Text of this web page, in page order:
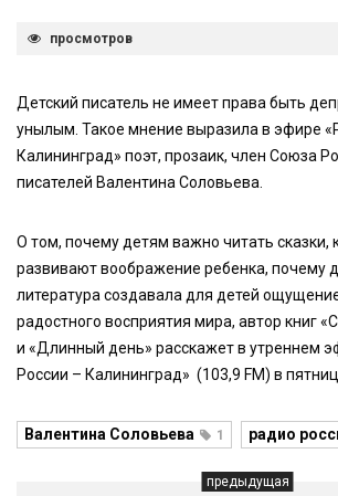
просмотров
Детский писатель не имеет права быть
унылым. Такое мнение выразила в эфире
Калининград» поэт, прозаик, член Союза
писателей Валентина Соловьева.
О том, почему детям важно читать сказки,
развивают воображение ребенка, почему
литература создавала для детей
радостного восприятия мира, автор книг
и «Длинный день» расскажет в утреннем
России – Калининград» (103,9 FM) в
Валентина Соловьева 1 радио
предыдущая